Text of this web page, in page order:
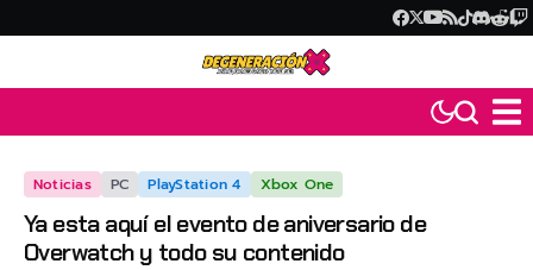
Noticias PC PlayStation 4 Xbox One
Ya esta aquí el evento de aniversario de
Overwatch y todo su contenido